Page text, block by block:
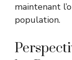
maintenant
population.